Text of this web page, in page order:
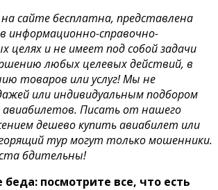
сайте бесплатна, представлена
информационно-справочно-
целях и не имеет под собой задачи
любых целевых действий, в
товаров или услуг! Мы не
или индивидуальным подбором
Писать от нашего
дешево купить авиабилет или
тур могут только мошенники.
бдительны!
посмотрите все, что есть